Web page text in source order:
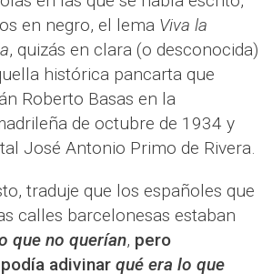
en negro, el lema Viva la
, quizás en clara (o desconocida)
histórica pancarta que
Roberto Basas en la
de octubre de 1934 y
José Antonio Primo de Rivera.
traduje que los españoles que
calles barcelonesas estaban
que no querían, pero
adivinar qué era lo que